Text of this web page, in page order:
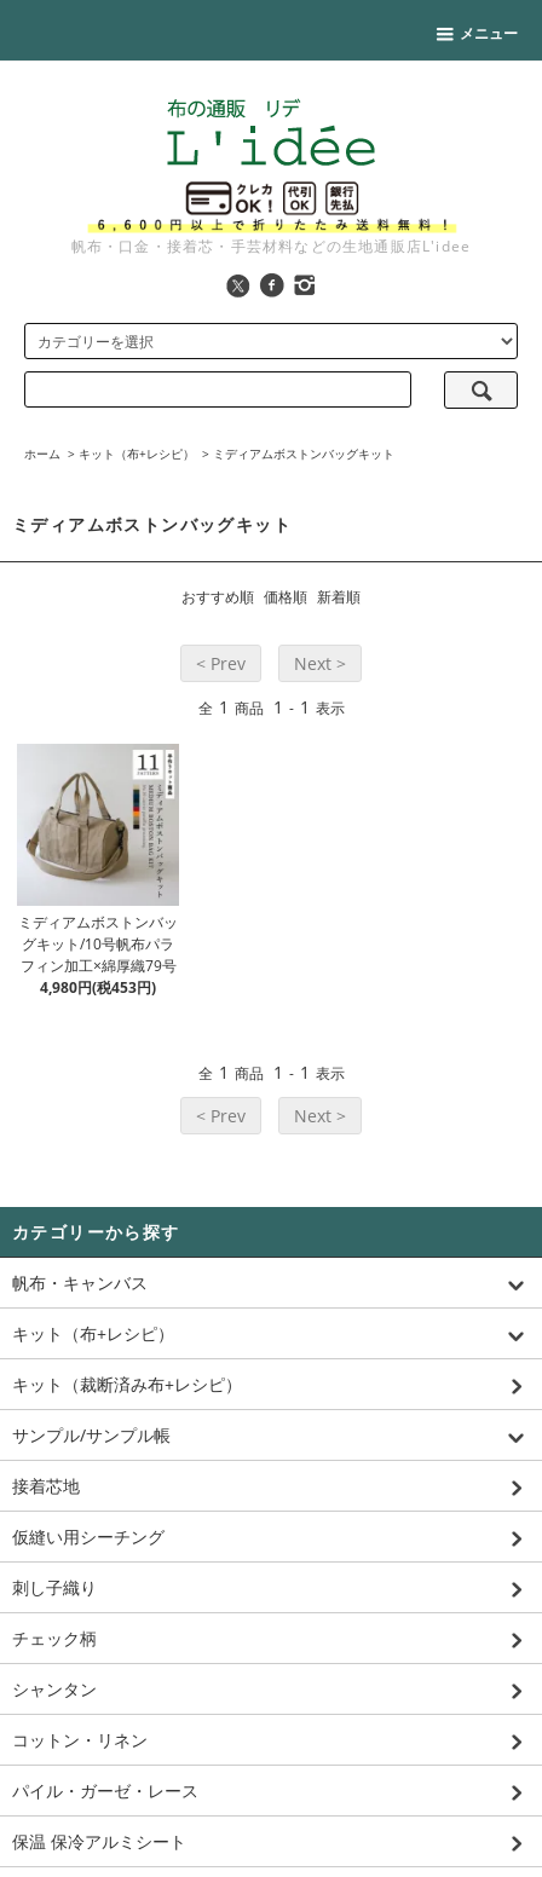
メニュー
帆布・口金・接着芯・手芸材料などの生地通販店L'idee
ホーム > キット（布+レシピ） > ミディアムボストンバッグキット
ミディアムボストンバッグキット
おすすめ順 価格順 新着順
< Prev Next >
全 1 商品 1 - 1 表示
ミディアムボストンバッ
グキット/10号帆布パラ
フィン加工×綿厚織79号
4,980円(税453円)
全 1 商品 1 - 1 表示
< Prev Next >
カテゴリーから探す
帆布・キャンバス
キット（布+レシピ）
キット（裁断済み布+レシピ）
サンプル/サンプル帳
接着芯地
仮縫い用シーチング
刺し子織り
チェック柄
シャンタン
コットン・リネン
パイル・ガーゼ・レース
保温 保冷アルミシート